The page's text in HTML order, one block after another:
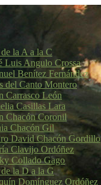
la A a la C
Luis Angulo Crossa
Benítez Fernández
del Canto Montero
Carrasco León
Casillas Lara
Chacón Coronil
Chacón Gil
David Chacón Gordillo
Clavijo Ordóñez
Collado Gago
la D a la G
Domínguez Ordóñez